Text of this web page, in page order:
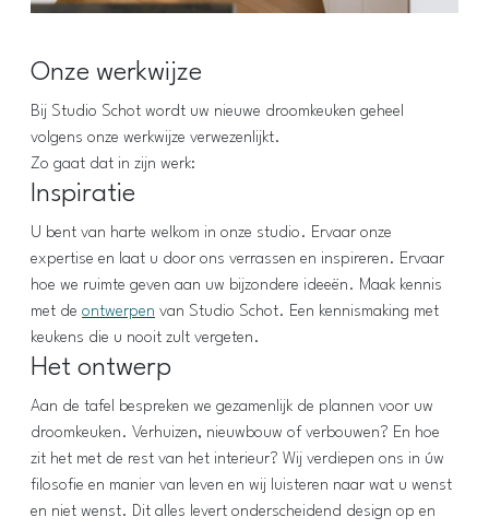
Onze werkwijze
Bij Studio Schot wordt uw nieuwe droomkeuken geheel
volgens onze werkwijze verwezenlijkt.
Zo gaat dat in zijn werk:
Inspiratie
U bent van harte welkom in onze studio. Ervaar onze
expertise en laat u door ons verrassen en inspireren. Ervaar
hoe we ruimte geven aan uw bijzondere ideeën. Maak kennis
met de ontwerpen van Studio Schot. Een kennismaking met
keukens die u nooit zult vergeten.
Het ontwerp
Aan de tafel bespreken we gezamenlijk de plannen voor uw
droomkeuken. Verhuizen, nieuwbouw of verbouwen? En hoe
zit het met de rest van het interieur? Wij verdiepen ons in úw
filosofie en manier van leven en wij luisteren naar wat u wenst
en niet wenst. Dit alles levert onderscheidend design op en